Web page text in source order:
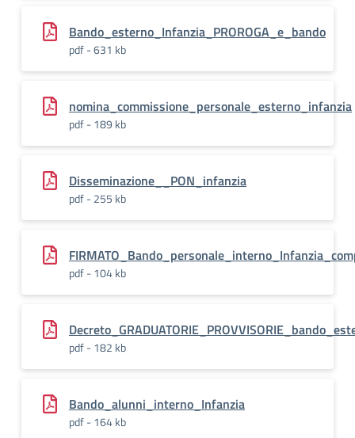
Bando_esterno_Infanzia_PROROGA_e_bando
pdf - 631 kb
nomina_commissione_personale_esterno_infanzia
pdf - 189 kb
Disseminazione__PON_infanzia
pdf - 255 kb
pdf - 104 kb
pdf - 182 kb
Bando_alunni_interno_Infanzia
pdf - 164 kb